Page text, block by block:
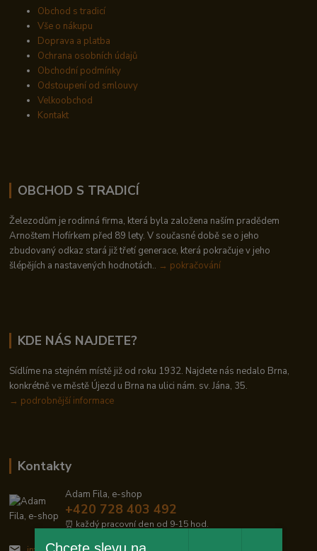
Obchod s tradicí
Vše o nákupu
Doprava a platba
Ochrana osobních údajů
Obchodní podmínky
Odstoupení od smlouvy
Velkoobchod
Kontakt
OBCHOD S TRADICÍ
Železodům je rodinná firma, která byla založena naším pradědem
Arnoštem Hofírkem před 89 lety. V současné době se o jeho
zbudovaný odkaz stará již třetí generace, která pokračuje v jeho
šlépějích a nastavených hodnotách.. → pokračování
KDE NÁS NAJDETE?
Sídlíme na stejném místě již od roku 1932. Najdete nás nedalo Brna,
konkrétně ve městě Újezd u Brna na ulici nám. sv. Jána, 35.
→ podrobnější informace
Kontakty
Adam Fila, e-shop
+420 728 403 492
⏰ každý pracovní den od 9-15 hod.